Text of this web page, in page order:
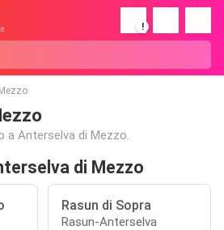
!
a Anterselva di Mezzo.
di Mezzo
Rasun di Sopra
Rasun-Anterselva